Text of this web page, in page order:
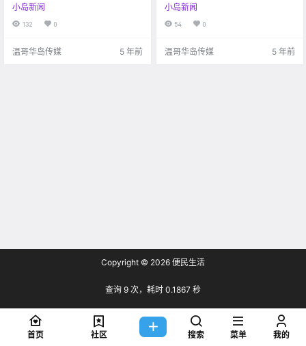
点被淹死...
小岛新闻
132 0
温哥华岛传媒 5 年前
小岛新闻
54 0
温哥华岛传媒 5 年前
Copyright © 2026 便民生活
查询 9 次，耗时 0.1867 秒
首页 社区 搜索 菜单 我的